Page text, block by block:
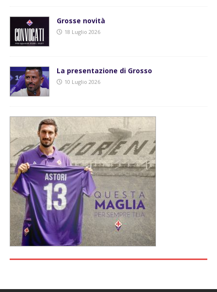
Grosse novità
18 Luglio 2026
La presentazione di Grosso
10 Luglio 2026